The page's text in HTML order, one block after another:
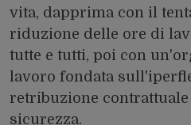
vita, dapprima con il
riduzione delle ore di
tutte e tutti, poi con
lavoro fondata
retribuzione contrattuale
sicurezza.